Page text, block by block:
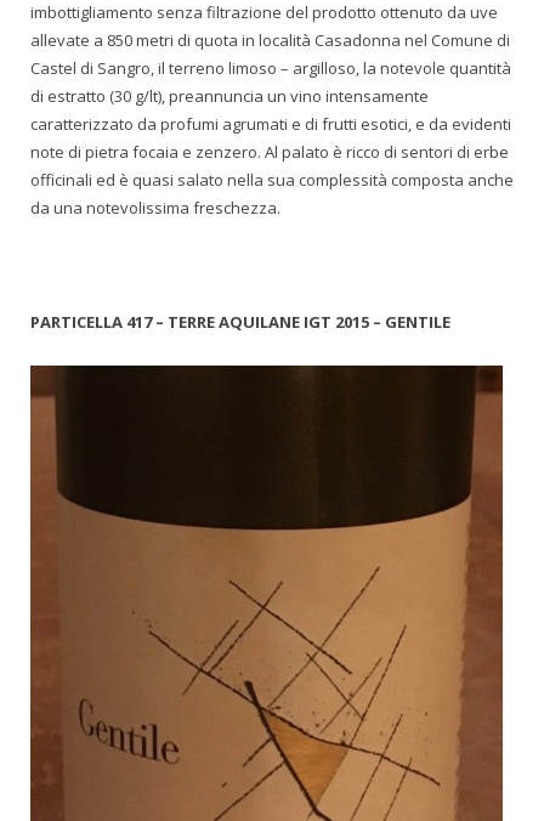
imbottigliamento senza filtrazione del prodotto ottenuto da uve
allevate a 850 metri di quota in località Casadonna nel Comune di
Castel di Sangro, il terreno limoso – argilloso, la notevole quantità
di estratto (30 g/lt), preannuncia un vino intensamente
caratterizzato da profumi agrumati e di frutti esotici, e da evidenti
note di pietra focaia e zenzero. Al palato è ricco di sentori di erbe
officinali ed è quasi salato nella sua complessità composta anche
da una notevolissima freschezza.
PARTICELLA 417 – TERRE AQUILANE IGT 2015 – GENTILE